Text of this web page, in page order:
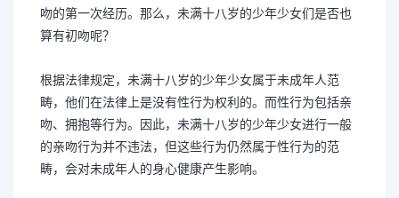
吻的第一次经历。那么，未满十八岁的少年少女们是否也
算有初吻呢？
根据法律规定，未满十八岁的少年少女属于未成年人范
畴，他们在法律上是没有性行为权利的。而性行为包括亲
吻、拥抱等行为。因此，未满十八岁的少年少女进行一般
的亲吻行为并不违法，但这些行为仍然属于性行为的范
畴，会对未成年人的身心健康产生影响。